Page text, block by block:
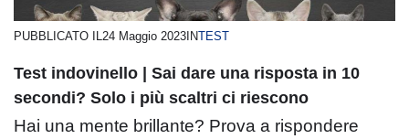
PUBBLICATO IL 24 Maggio 2023 INTEST
Test indovinello | Sai dare una risposta in 10
secondi? Solo i più scaltri ci riescono
Hai una mente brillante? Prova a rispondere